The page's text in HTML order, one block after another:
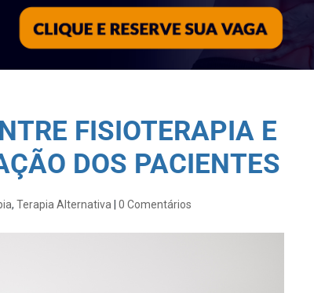
FISIOTERAPIA E
DOS PACIENTES
, Terapia Alternativa 0 Comentários